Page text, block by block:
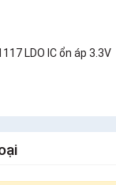
LDO IC ổn áp 3.3V